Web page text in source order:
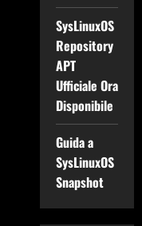
SysLinuxOS
Repository
APT
Ufficiale Ora
Disponibile
Guida a
SysLinuxOS
Snapshot